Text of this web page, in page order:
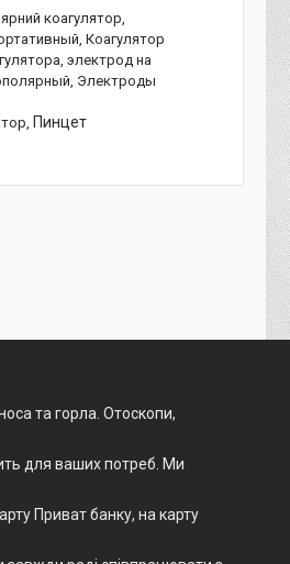
коагулятор,
Коагулятор
электрод на
Электроды
Пинцет
та горла. Отоскопи,
для ваших потреб. Ми
Приват банку, на карту